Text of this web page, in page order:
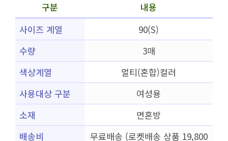
구분
내용
사이즈 계열
90(S)
수량
3매
색상계열
멀티(혼합)컬러
사용대상 구분
여성용
소재
면혼방
배송비
무료배송 (로켓배송 상품 19,800